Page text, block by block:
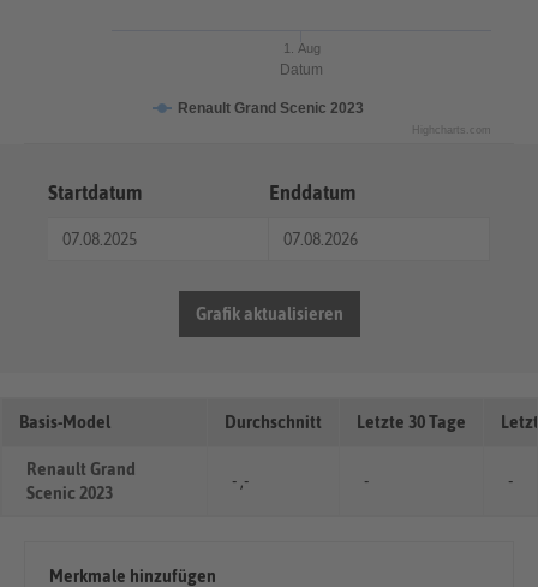
Datum
Renault Grand Scenic 2023
1. Aug
Highcharts.com
Startdatum Enddatum
Grafik aktualisieren
Basis-Model Durchschnitt Letzte 30 Tage
Renault Grand
Scenic 2023
- ,- - -
Merkmale hinzufügen